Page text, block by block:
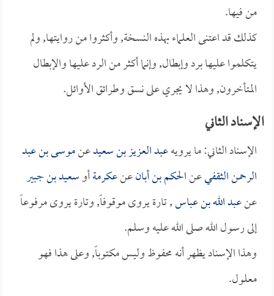
من فيها.
كذلك قد اعتنى العلماء بهذه النسخة, وأكثروا من روايتها, ولم
يتكلموا عليها برد وإبطال, وإنما أكثر من الرد عليها والإبطال
المتأخرون, وهذا لا يجري على نسق وطرائق الأوائل.
الإسناد الثاني
الإسناد الثاني: ما يرويهعبد العزيز بن سعيدعنموسى بن عبد
الرحمن الثقفيعنالحكم بن أبانعنعكرمةأوسعيد بن جبير
عنعبد الله بن عباس, تارة يروى موقوفاً, وتارة يروى مرفوعاً
إلى رسول الله صلى الله عليه وسلم.
وهذا الإسناد يظهر أنه محفوظ وليس مكتوباً, وعلى هذا فهو
معلول.